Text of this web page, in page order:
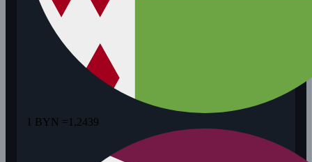
1 BYN = 1,2439